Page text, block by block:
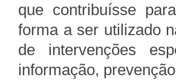
que contribuísse
forma a ser utilizado
de intervenções
informação,